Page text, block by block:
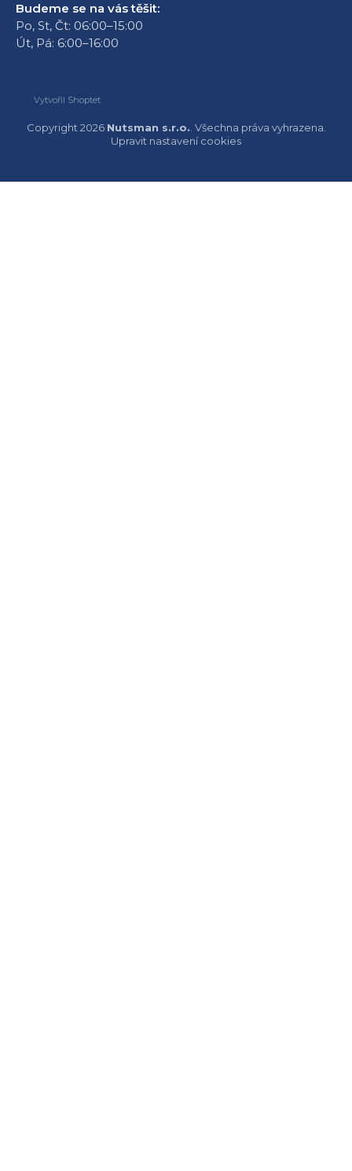
Budeme se na vás těšit:
Po, St, Čt: 06:00–15:00
Út, Pá: 6:00–16:00
Vytvořil Shoptet
Copyright 2026 Nutsman s.r.o.. Všechna práva vyhrazena.
Upravit nastavení cookies